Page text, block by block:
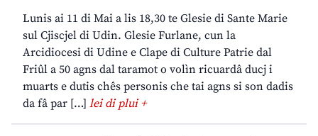
Lunis ai 11 di Mai a lis 18,30 te Glesie di Sante Marie
sul Cjiscjel di Udin. Glesie Furlane, cun la
Arcidiocesi di Udine e Clape di Culture Patrie dal
Friûl a 50 agns dal taramot o volìn ricuardâ ducj i
muarts e dutis chês personis che tai agns si son dadis
da fâ par […] lei di plui +